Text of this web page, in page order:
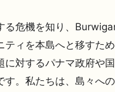
る危機を知り、
ティを本島へと移すた
に対するパナマ政府や
す。私たちは、島々へ